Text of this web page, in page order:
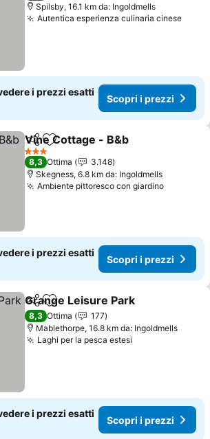
Spilsby, 16.1 km da: Ingoldmells
Autentica esperienza culinaria cinese
i prezzi esatti
Scopri i prezzi
CondividiAggiungi ai preferiti
Vine Cottage - B&b
3 Stelle
8,3 Ottima
3.148
Skegness, 6.8 km da: Ingoldmells
Ambiente pittoresco con giardino
i prezzi esatti
Scopri i prezzi
CondividiAggiungi ai preferiti
Grange Leisure Park
8,3 Ottima
177
Mablethorpe, 16.8 km da: Ingoldmells
Laghi per la pesca estesi
i prezzi esatti
Scopri i prezzi